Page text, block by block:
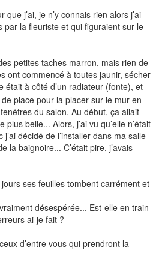
j’ai, je n’y connais rien alors j’ai
par la fleuriste et qui figuraient sur le
petites taches marron, mais rien de
ont commencé à toutes jaunir, sécher
était à côté d’un radiateur (fonte), et
place pour la placer sur le mur en
du salon. Au début, ça allait
belle... Alors, j’ai vu qu’elle n’était
décidé de l’installer dans ma salle
la baignoire... C’était pire, j’avais
ses feuilles tombent carrément et
désespérée... Est-elle en train
ai-je fait ?
d’entre vous qui prendront la